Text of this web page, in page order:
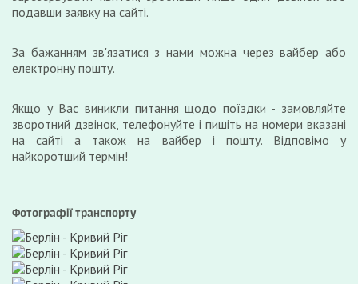
подавши заявку на сайті.
За бажанням зв'язатися з нами можна через вайбер або
електронну пошту.
Якщо у Вас виникли питання щодо поїздки - замовляйте
зворотний дзвінок, телефонуйте і пишіть на номери вказані
на сайті а також на вайбер і пошту. Відповімо у
найкоротший термін!
Фотографії транспорту